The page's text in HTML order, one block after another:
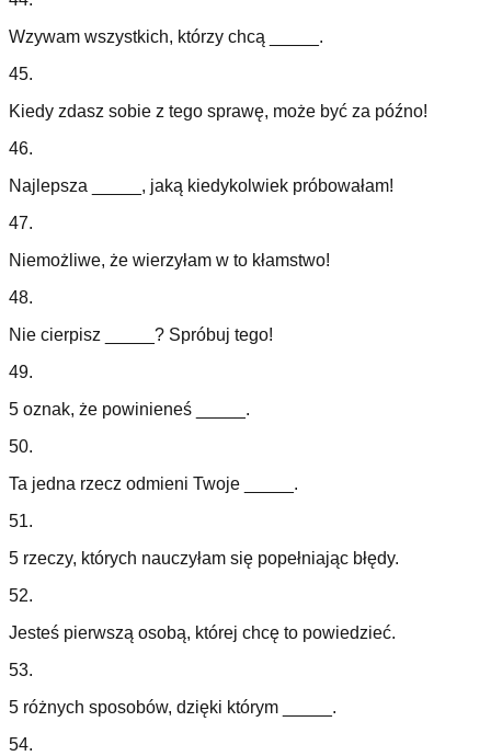
Wzywam wszystkich, którzy chcą _____.
45.
Kiedy zdasz sobie z tego sprawę, może być za późno!
46.
Najlepsza _____, jaką kiedykolwiek próbowałam!
47.
Niemożliwe, że wierzyłam w to kłamstwo!
48.
Nie cierpisz _____? Spróbuj tego!
49.
5 oznak, że powinieneś _____.
50.
Ta jedna rzecz odmieni Twoje _____.
51.
5 rzeczy, których nauczyłam się popełniając błędy.
52.
Jesteś pierwszą osobą, której chcę to powiedzieć.
53.
5 różnych sposobów, dzięki którym _____.
54.